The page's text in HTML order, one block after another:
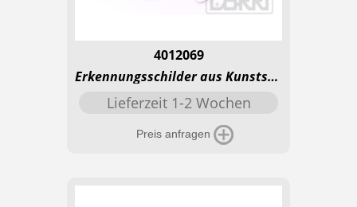
4012069
Erkennungsschilder aus Kunststoff - Basic
Lieferzeit 1-2 Wochen
Preis anfragen